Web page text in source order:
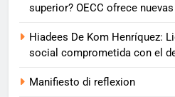
superior? OECC ofrece
Hiadees De Kom Henríquez:
social comprometida con el
Manifiesto di reflexion